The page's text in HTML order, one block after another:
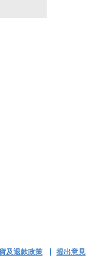
及退款政策 提出意見